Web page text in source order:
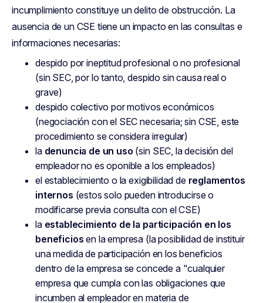
incumplimiento constituye un delito de obstrucción. La
ausencia de un CSE tiene un impacto en las consultas e
informaciones necesarias:
despido por ineptitud profesional o no profesional
(sin SEC, por lo tanto, despido sin causa real o
grave)
despido colectivo por motivos económicos
(negociación con el SEC necesaria; sin CSE, este
procedimiento se considera irregular)
la denuncia de un uso (sin SEC, la decisión del
empleador no es oponible a los empleados)
el establecimiento o la exigibilidad de reglamentos
internos (estos solo pueden introducirse o
modificarse previa consulta con el CSE)
la establecimiento de la participación en los
beneficios en la empresa (la posibilidad de instituir
una medida de participación en los beneficios
dentro de la empresa se concede a "cualquier
empresa que cumpla con las obligaciones que
incumben al empleador en materia de